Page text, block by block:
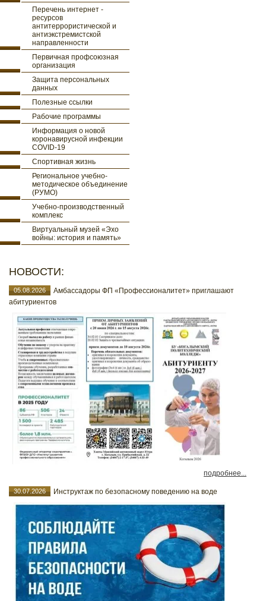
Перечень интернет -
ресурсов
антитеррористической и
антиэкстремистской
направленности
Первичная профсоюзная
организация
Защита персональных
данных
Полезные ссылки
Рабочие программы
Информация о новой
коронавирусной инфекции
COVID-19
Спортивная жизнь
Региональное учебно-
методическое объединение
(РУМО)
Учебно-производственный
комплекс
Виртуальный музей «Эхо
войны: история и память»
НОВОСТИ:
05.08.2026
Амбассадоры ФП «Профессионалитет» приглашают
абитуриентов
подробнее...
30.07.2026 Инструктаж по безопасному поведению на воде